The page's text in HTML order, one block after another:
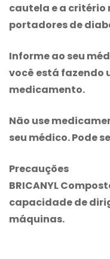
cautela e a critério
portadores de
Informe ao seu
você está fazendo
medicamento.
Não use
seu médico. Pode
Precauções
BRICANYL
capacidade de
máquinas.